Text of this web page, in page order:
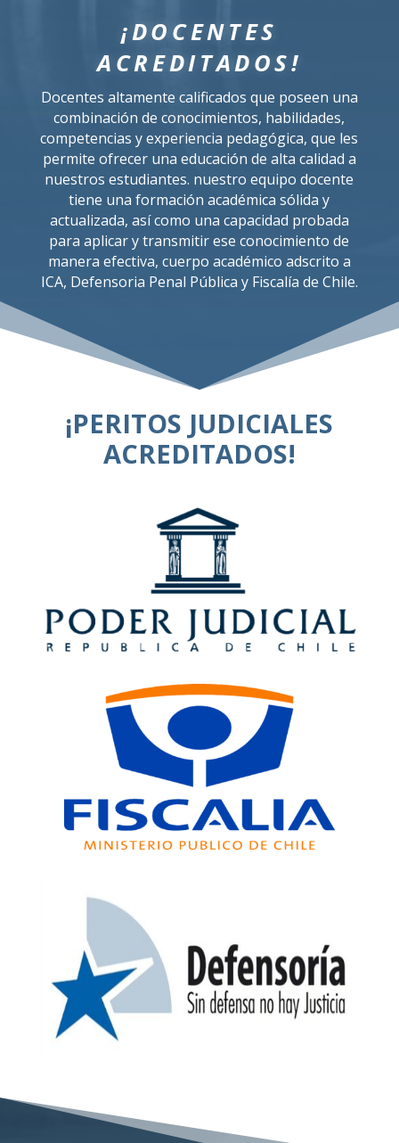
¡DOCENTES
ACREDITADOS!
Docentes altamente calificados que poseen una
combinación de conocimientos, habilidades,
competencias y experiencia pedagógica, que les
permite ofrecer una educación de alta calidad a
nuestros estudiantes. nuestro equipo docente
tiene una formación académica sólida y
actualizada, así como una capacidad probada
para aplicar y transmitir ese conocimiento de
manera efectiva, cuerpo académico adscrito a
ICA, Defensoria Penal Pública y Fiscalía de Chile.
¡PERITOS JUDICIALES
ACREDITADOS!